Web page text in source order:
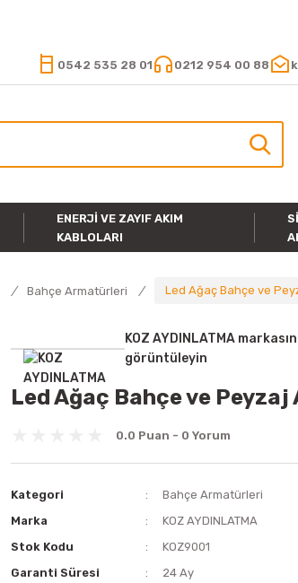
0542 535 28 01 0212 954 00 88
ENERJI VE ZAYIF AKIM
KABLOLARI
Bahçe Armatürleri Led Ağaç Bahçe ve
KOZ AYDINLATMA
görüntüleyin
Led Ağaç Bahçe ve
0.0 Puan - 0 Yorum
Kategori
Bahçe Armatürleri
Marka
KOZ AYDINLATMA
Stok Kodu
KOZ9001
Garanti Süresi
24 Ay